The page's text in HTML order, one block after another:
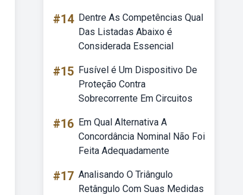
#14 Dentre As Competências Qual
Das Listadas Abaixo é
Considerada Essencial
#15 Fusível é Um Dispositivo De
Proteção Contra
Sobrecorrente Em Circuitos
#16 Em Qual Alternativa A
Concordância Nominal Não Foi
Feita Adequadamente
#17 Analisando O Triângulo
Retângulo Com Suas Medidas